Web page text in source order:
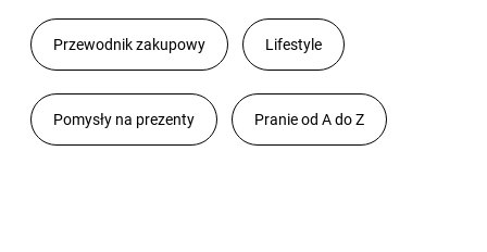
Przewodnik zakupowy Lifestyle
Pomysły na prezenty Pranie od A do Z